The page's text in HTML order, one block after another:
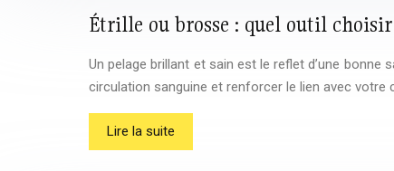
Étrille ou brosse : quel outil
Un pelage brillant et sain est le reflet d’une
circulation sanguine et renforcer le lien avec votre
Lire la suite